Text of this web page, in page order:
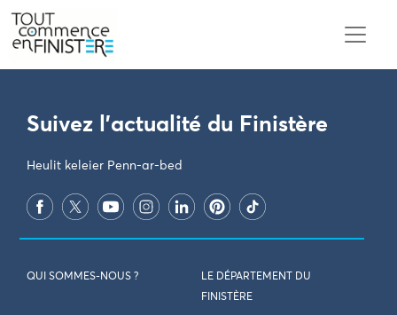
PARAMÈTRES DES COOKIES
Suivez l'actualité du Finistère
Heulit keleier Penn-ar-bed
QUI SOMMES-NOUS ?
LE DÉPARTEMENT DU
FINISTÈRE